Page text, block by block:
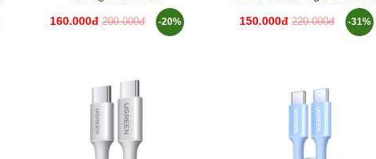
160.000đ 200.000đ -20% 150.000đ 220.000đ -31%